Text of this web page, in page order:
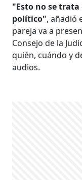
"Esto no se
político", añadió
pareja va a
Consejo de la
quién, cuándo y
audios.